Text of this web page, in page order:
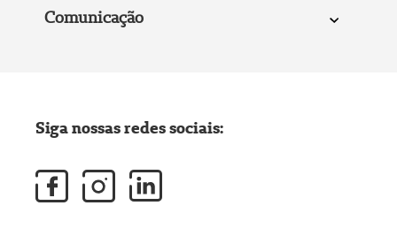
Comunicação
Siga nossas redes sociais: